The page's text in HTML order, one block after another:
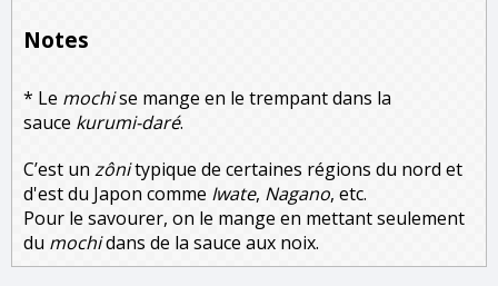
Notes
* Le mochise mange en le trempant dans la
sauce kurumi-daré.
C’est unzônitypique de certaines régions du nord et
d'est du Japon comme Iwate, Nagano, etc.
Pour le savourer, on le mange en mettant seulement
du mochidans de la sauce aux noix.